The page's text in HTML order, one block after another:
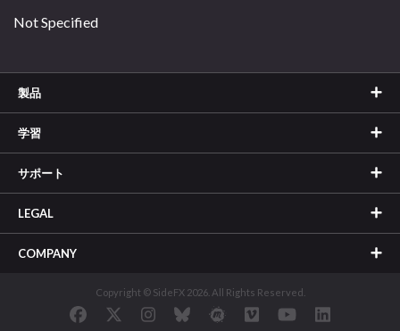
Not Specified
製品
学習
サポート
LEGAL
COMPANY
Copyright © SideFX 2026. All Rights Reserved.